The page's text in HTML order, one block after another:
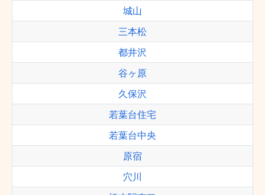
城山
三本松
都井沢
谷ヶ原
久保沢
若葉台住宅
若葉台中央
原宿
穴川